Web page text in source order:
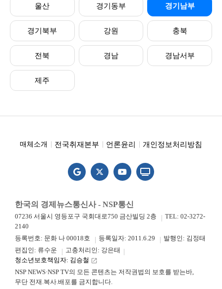
울산 경기동부 경기남부
경기북부 강원 충북
전북 경남 경남서부
제주
매체소개 전국취재본부 언론윤리 개인정보처리방침
한국의 경제뉴스통신사 - NSP통신
07236 서울시 영등포구 국회대로750 금산빌딩 2층
TEL: 02-3272-
2140
등록번호: 문화 나 00018호
등록일자: 2011.6.29
발행인: 김정태
편집인: 류수운
고충처리인: 강은태
청소년보호책임자: 김승철 launch
NSP NEWS·NSP TV의 모든 콘텐츠는 저작권법의 보호를 받는바,
무단 전재.복사.배포를 금지합니다.